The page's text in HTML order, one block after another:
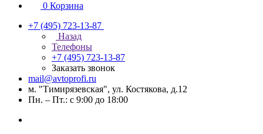
0 Корзина
+7 (495) 723-13-87
Назад
Телефоны
+7 (495) 723-13-87
Заказать звонок
mail@avtoprofi.ru
м. "Тимирязевская", ул. Костякова, д.12
Пн. – Пт.: с 9:00 до 18:00